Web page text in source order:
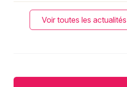
Voir toutes les